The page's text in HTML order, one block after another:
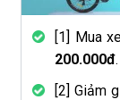
[1] Mua
200.000đ.
[2] Giảm